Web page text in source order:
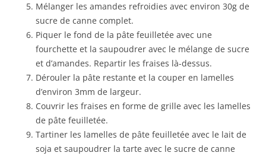
Mélanger les amandes refroidies avec environ 30g de
sucre de canne complet.
Piquer le fond de la pâte feuilletée avec une
fourchette et la saupoudrer avec le mélange de sucre
et d’amandes. Repartir les fraises là-dessus.
Dérouler la pâte restante et la couper en lamelles
d’environ 3mm de largeur.
Couvrir les fraises en forme de grille avec les lamelles
de pâte feuilletée.
Tartiner les lamelles de pâte feuilletée avec le lait de
soja et saupoudrer la tarte avec le sucre de canne